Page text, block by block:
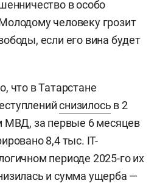
в особо
человеку грозит
если его вина будет
что в Татарстане
снизилось в 2
МВД, за первые 6 месяцев
8,4 тыс. IT-
периоде 2025-го их
и сумма ущерба —